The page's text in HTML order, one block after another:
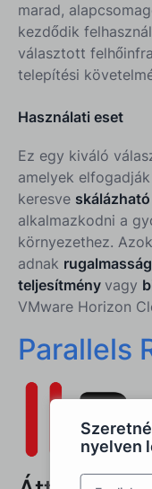
nyelven
marad,
kezdődik
választott
telepítési
Használati eset
Ez egy kiváló
amelyek
keresve
alkalmazkodni a
környezethez.
adnak rugalmasság
teljesítmény vagy
VMware Horizon
Parallels